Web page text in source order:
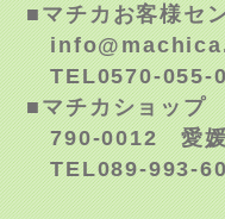
■マチカお客様セ
TEL0570-055-
■マチカショップ
790-0012 愛媛
TEL089-993-